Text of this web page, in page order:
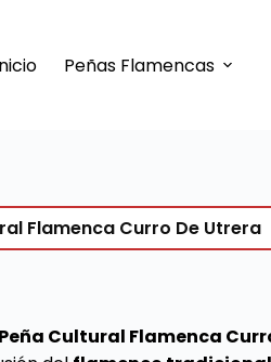
Peñas Flamencas
Flamenca Curro De Utrera
Peña Cultural Flamenca